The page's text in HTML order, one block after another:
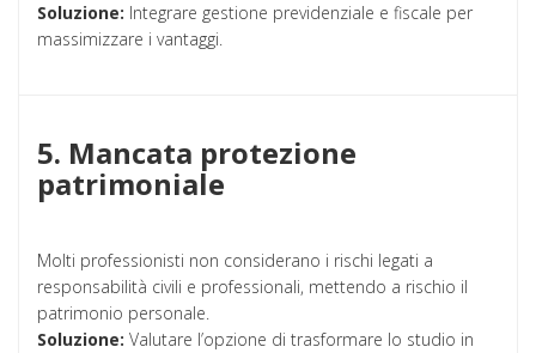
Soluzione: Integrare gestione previdenziale e fiscale per
massimizzare i vantaggi.
5. Mancata protezione
patrimoniale
Molti professionisti non considerano i rischi legati a
responsabilità civili e professionali, mettendo a rischio il
patrimonio personale.
Soluzione: Valutare l’opzione di trasformare lo studio in